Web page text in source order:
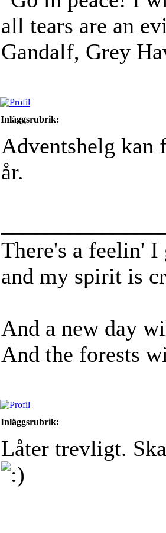
all tears are an
Gandalf, Grey
Inläggsrubrik:
Adventshelg kan
år.
There's a feelin'
and my spirit is
And a new day
And the forests
Inläggsrubrik:
Låter trevligt.